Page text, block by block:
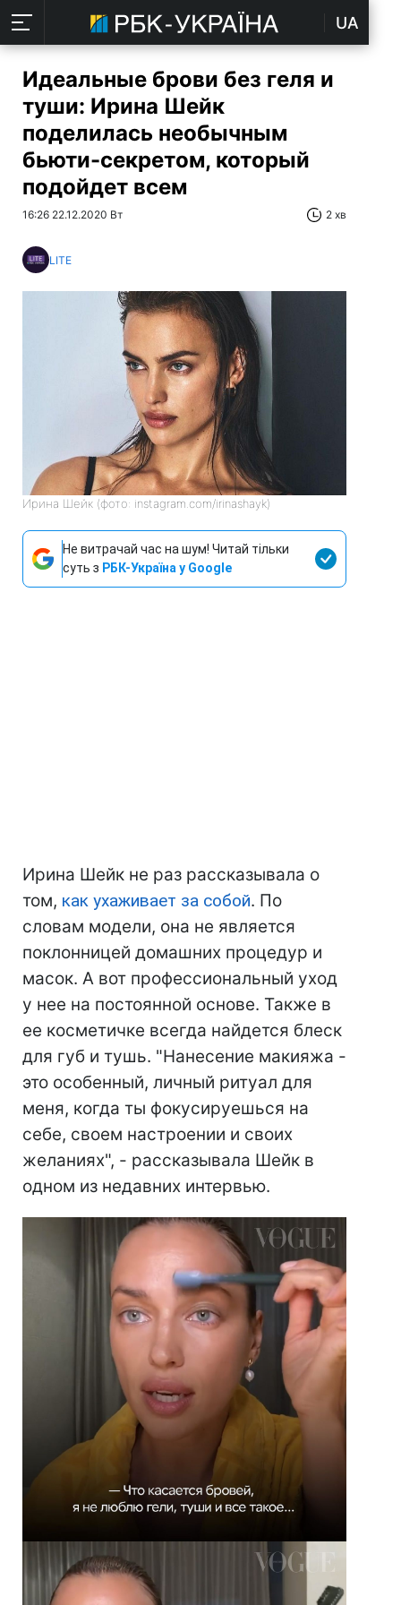
UA
Идеальные брови без геля и
туши: Ирина Шейк
поделилась необычным
бьюти-секретом, который
подойдет всем
16:26 22.12.2020 Вт 2 хв
LITE
Ирина Шейк (фото: instagram.com/irinashayk)
Не витрачай час на шум! Читай тільки
суть з РБК-Україна у Google
Ирина Шейк не раз рассказывала о
том, как ухаживает за собой. По
словам модели, она не является
поклонницей домашних процедур и
масок. А вот профессиональный уход
у нее на постоянной основе. Также в
ее косметичке всегда найдется блеск
для губ и тушь. "Нанесение макияжа -
это особенный, личный ритуал для
меня, когда ты фокусируешься на
себе, своем настроении и своих
желаниях", - рассказывала Шейк в
одном из недавних интервью.